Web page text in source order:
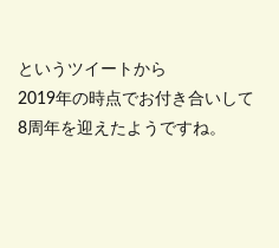
というツイートから
2019年の時点でお付き合いして
8周年を迎えたようですね。